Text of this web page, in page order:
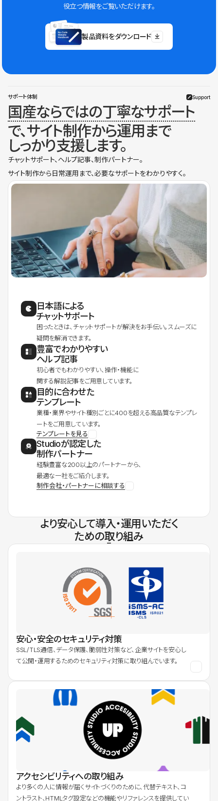
役立つ情報をご覧いただけます。
製品資料をダウンロード
サポート体制 Support
国産ならではの丁寧なサポート
で、サイト制作から運用まで
しっかり支援します。
チャットサポート、ヘルプ記事、制作パートナー。
サイト制作から日常運用まで、必要なサポートをわかりやすく。
日本語による
チャットサポート
困ったときは、チャットサポートが解決をお手伝い。スムーズに
疑問を解消できます。
豊富でわかりやすい
ヘルプ記事
初心者でもわかりやすい、操作・機能に
関する解説記事をご用意しています。
目的に合わせた
テンプレート
業種・業界やサイト種別ごとに400を超える高品質なテンプレ
ートをご用意しています。
テンプレートを見る
Studioが認定した
制作パートナー
経験豊富な200以上のパートナーから、
最適な一社をご紹介します。
制作会社・パートナーに相談する
より安心して導入・運用いただく
ための取り組み
安心・安全のセキュリティ対策
SSL/TLS通信、データ保護、脆弱性対策など、企業サイトを安心し
て公開・運用するためのセキュリティ対策に取り組んでいます。
アクセシビリティへの取り組み
より多くの人に情報が届くサイトづくりのために、代替テキスト、コ
ントラスト、HTMLタグ設定などの機能やリファレンスを提供してい